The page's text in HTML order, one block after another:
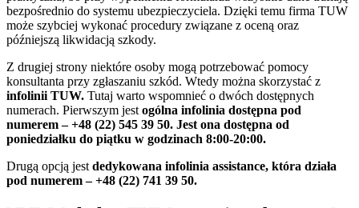
bezpośrednio do systemu ubezpieczyciela. Dzięki temu firma TUW
może szybciej wykonać procedury związane z oceną oraz
późniejszą likwidacją szkody.
Z drugiej strony niektóre osoby mogą potrzebować pomocy
konsultanta przy zgłaszaniu szkód. Wtedy można skorzystać z
infolinii TUW. Tutaj warto wspomnieć o dwóch dostępnych
numerach. Pierwszym jest ogólna infolinia dostępna pod
numerem – +48 (22) 545 39 50. Jest ona dostępna od
poniedziałku do piątku w godzinach 8:00-20:00.
Drugą opcją jest dedykowana infolinia assistance, która działa
pod numerem – +48 (22) 741 39 50.